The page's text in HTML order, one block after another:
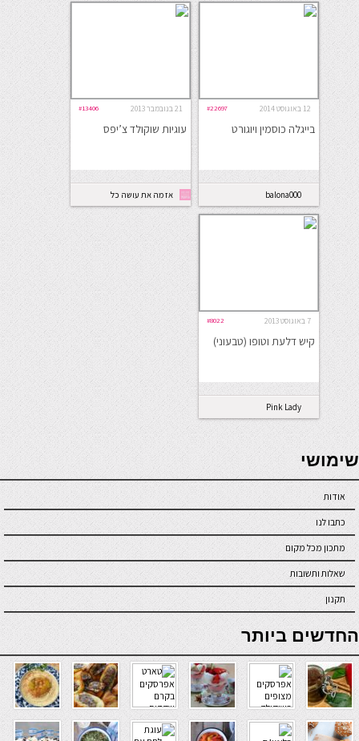
12 באוגוסט 2014 #22697
בייגלה כוסמין ויוגורט
balona000
21 בנובמבר 2013 #13406
עוגיות שוקולד צ’יפס
אז מה את עושה כל
היום
7 באוגוסט 2013 #8022
קיש דלעת וטופו (טבעוני)
Pink Lady
seriöse online casinos österreich
שימושי
אודות
כתבו לנו
מתכון מכל מקום
שאלות ותשובות
תקנון
online casino
החדשים ביותר